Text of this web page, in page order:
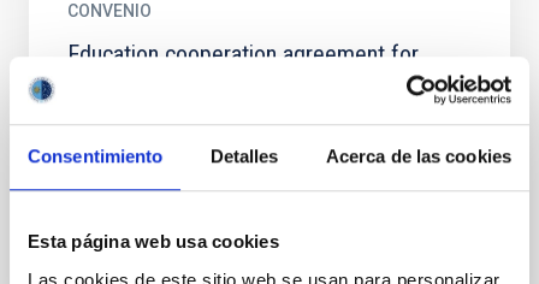
Consentimiento Detalles Acerca de las cookies
Esta página web usa cookies
Las cookies de este sitio web se usan para personalizar
CONVENIO
Education cooperation agreement for
The aim of this agreement establishes the following
educational objectives: 6-month internship at a